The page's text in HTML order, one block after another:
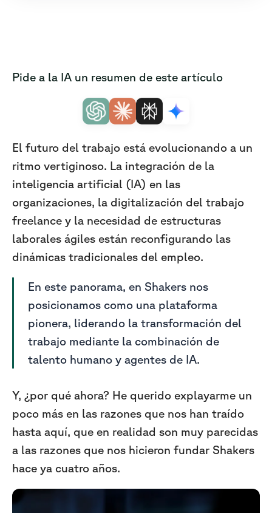
Pide a la IA un resumen de este artículo
El futuro del trabajo está evolucionando a un
ritmo vertiginoso. La integración de la
inteligencia artificial (IA) en las
organizaciones, la digitalización del trabajo
freelance y la necesidad de estructuras
laborales ágiles están reconfigurando las
dinámicas tradicionales del empleo.
En este panorama, en Shakers nos
posicionamos como una plataforma
pionera, liderando la transformación del
trabajo mediante la combinación de
talento humano y agentes de IA.
Y, ¿por qué ahora? He querido explayarme un
poco más en las razones que nos han traído
hasta aquí, que en realidad son muy parecidas
a las razones que nos hicieron fundar Shakers
hace ya cuatro años.